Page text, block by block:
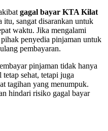
gagal bayar KTA Kilat
itu, sangat disarankan untuk
waktu. Jika mengalami
penyedia pinjaman untuk
pembayaran.
pinjaman tidak hanya
sehat, tetapi juga
tagihan yang menumpuk.
hindari risiko gagal bayar